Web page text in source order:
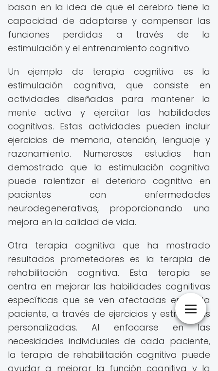
basan en la idea de que el cerebro tiene la
capacidad de adaptarse y compensar las
funciones perdidas a través de la
estimulación y el entrenamiento cognitivo.
Un ejemplo de terapia cognitiva es la
estimulación cognitiva, que consiste en
actividades diseñadas para mantener la
mente activa y ejercitar las habilidades
cognitivas. Estas actividades pueden incluir
ejercicios de memoria, atención, lenguaje y
razonamiento. Numerosos estudios han
demostrado que la estimulación cognitiva
puede ralentizar el deterioro cognitivo en
pacientes con enfermedades
neurodegenerativas, proporcionando una
mejora en la calidad de vida.
Otra terapia cognitiva que ha mostrado
resultados prometedores es la terapia de
rehabilitación cognitiva. Esta terapia se
centra en mejorar las habilidades cognitivas
específicas que se ven afectadas en cada
paciente, a través de ejercicios y estrategias
personalizadas. Al enfocarse en las
necesidades individuales de cada paciente,
la terapia de rehabilitación cognitiva puede
ayudar a mejorar la función cognitiva y la